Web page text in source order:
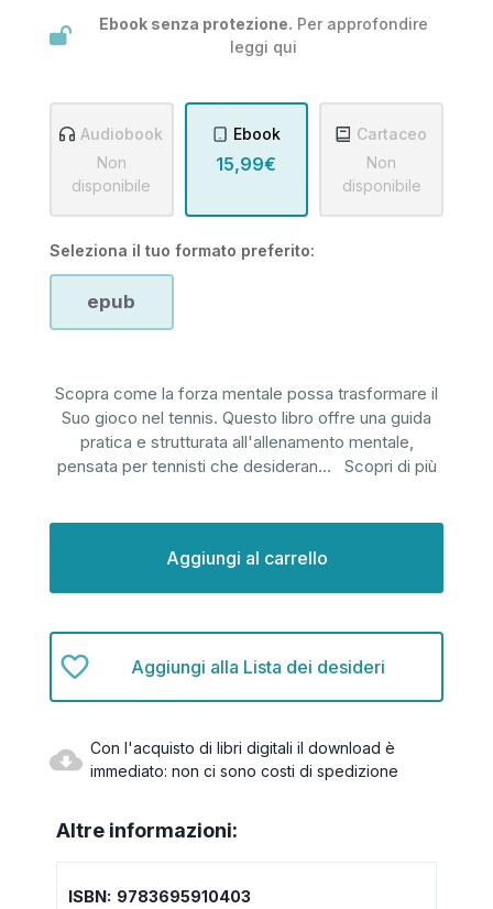
Ebook senza protezione. Per approfondire
leggi qui
Audiobook
Non
disponibile
Ebook
15,99€
Cartaceo
Non
disponibile
Seleziona il tuo formato preferito:
epub
Scopra come la forza mentale possa trasformare il
Suo gioco nel tennis. Questo libro offre una guida
pratica e strutturata all'allenamento mentale,
pensata per tennisti che desideran... Scopri di più
Aggiungi alla Lista dei desideri
Con l'acquisto di libri digitali il download è
immediato: non ci sono costi di spedizione
Altre informazioni:
ISBN: 9783695910403